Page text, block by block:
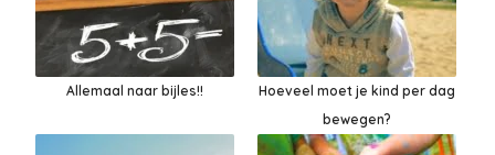
Allemaal naar bijles!!
Hoeveel moet je kind per dag
bewegen?